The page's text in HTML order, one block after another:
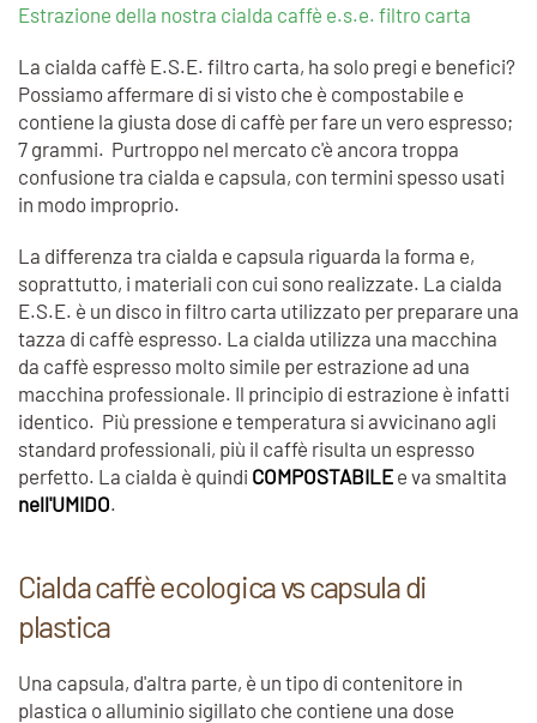
Estrazione della nostra cialda caffè e.s.e. filtro carta
La cialda caffè E.S.E. filtro carta, ha solo pregi e benefici?
Possiamo affermare di si visto che è compostabile e
contiene la giusta dose di caffè per fare un vero espresso;
7 grammi. Purtroppo nel mercato c'è ancora troppa
confusione tra cialda e capsula, con termini spesso usati
in modo improprio.
La differenza tra cialda e capsula riguarda la forma e,
soprattutto, i materiali con cui sono realizzate. La cialda
E.S.E. è un disco in filtro carta utilizzato per preparare una
tazza di caffè espresso. La cialda utilizza una macchina
da caffè espresso molto simile per estrazione ad una
macchina professionale. Il principio di estrazione è infatti
identico. Più pressione e temperatura si avvicinano agli
standard professionali, più il caffè risulta un espresso
perfetto. La cialda è quindi COMPOSTABILE e va smaltita
nell'UMIDO.
Cialda caffè ecologica vs capsula di
plastica
Una capsula, d'altra parte, è un tipo di contenitore in
plastica o alluminio sigillato che contiene una dose